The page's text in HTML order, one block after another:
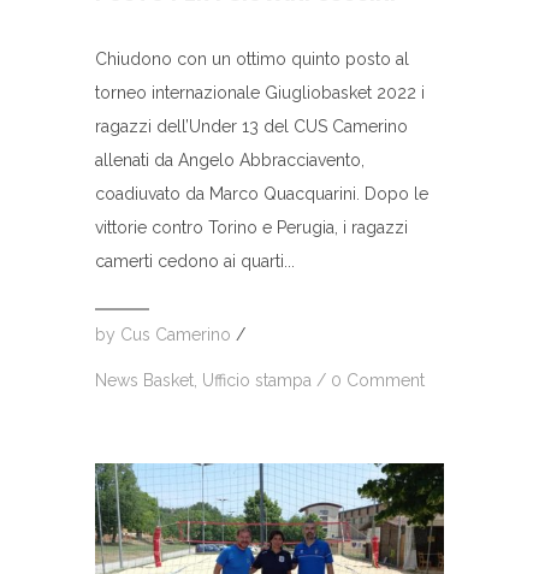
Chiudono con un ottimo quinto posto al
torneo internazionale Giugliobasket 2022 i
ragazzi dell’Under 13 del CUS Camerino
allenati da Angelo Abbracciavento,
coadiuvato da Marco Quacquarini. Dopo le
vittorie contro Torino e Perugia, i ragazzi
camerti cedono ai quarti...
by Cus Camerino /
News Basket, Ufficio stampa / 0 Comment